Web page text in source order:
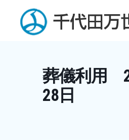
content
葬儀利用
28日